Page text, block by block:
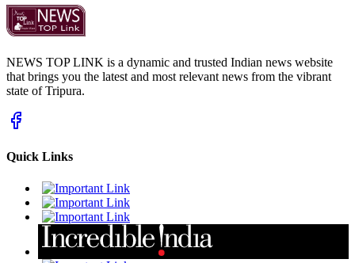
NEWS TOP LINK is a dynamic and trusted Indian news website
that brings you the latest and most relevant news from the vibrant
state of Tripura.
Quick Links